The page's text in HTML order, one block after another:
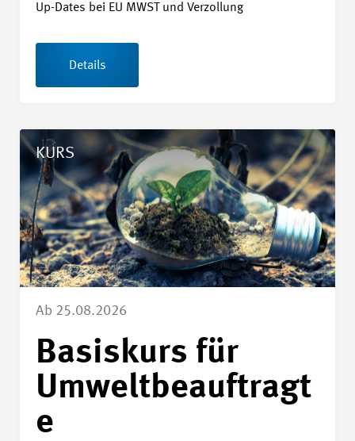
Up-Dates bei EU MWST und Verzollung
Details
KURS
Ab 25.08.2026
Basiskurs für
Umweltbeauftragt
e
Details Basiskurs für Umweltbeauftragte